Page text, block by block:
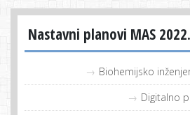
Nastavni planovi MAS 2022.
Biohemijsko
Digitalno